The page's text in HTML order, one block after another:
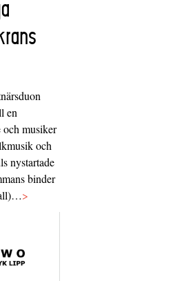
en
och musiker
och
nystartade
binder
>